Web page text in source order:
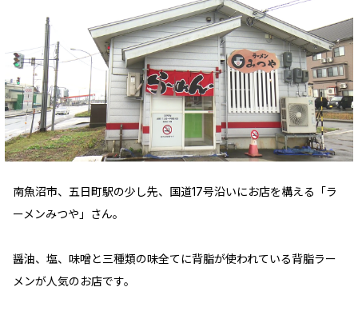
南魚沼市、五日町駅の少し先、国道17号沿いにお店を構える「ラ
ーメンみつや」さん。
醤油、塩、味噌と三種類の味全てに背脂が使われている背脂ラー
メンが人気のお店です。